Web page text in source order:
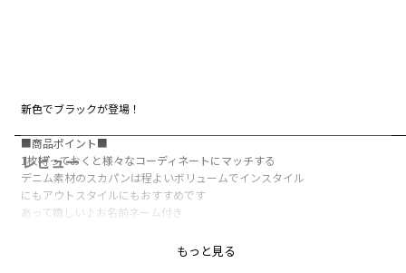
レビュー
新色でブラックが登場！
■商品ポイント■
1枚持っておくと様々なコーディネートにマッチする
デニム素材のスカパンは程よいボリュームでインスタイル
にもアウトスタイルにもおすすめです
あって嬉しい♪お名前ネーム付き
もっと見る